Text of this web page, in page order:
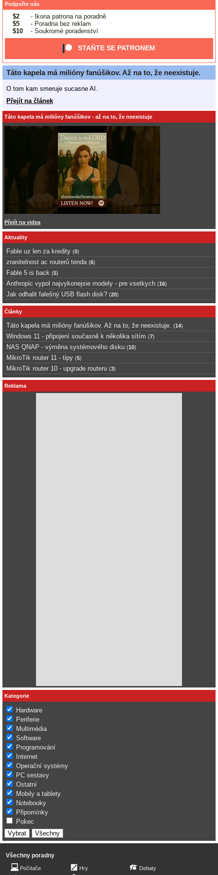
Podpořte nás
$2
- Ikona patrona na poradně
$5
- Poradna bez reklam
$10
- Soukromé poradenství
STAŇTE SE PATRONEM
Táto kapela má milióny fanúšikov. Až na to, že neexistuje.
O tom kam smeruje sucasne AI.
Přejít na článek
Táto kapela má milióny fanúšikov - až na to, že neexistuje
Přejít na videa
Aktuality
Fable uz len za kredity (0)
zranitelnost ac routerů tenda (6)
Fable 5 is back (5)
Anthropic vypol najvykonejsie modely - pre vsetkych (16)
Jak odhalit falešný USB flash disk? (20)
Články
Táto kapela má milióny fanúšikov. Až na to, že neexistuje. (14)
Windows 11 - připojení současně k několika sítím (7)
NAS QNAP - výměna systémového disku (10)
MikroTik router 11 - tipy (5)
MikroTik router 10 - upgrade routeru (3)
Reklama
Kategorie
Hardware
Periferie
Multimédia
Software
Programování
Internet
Operační systémy
PC sestavy
Ostatní
Mobily a tablety
Notebooky
Připomínky
Pokec
Všechny poradny
Počítače Hry Debaty